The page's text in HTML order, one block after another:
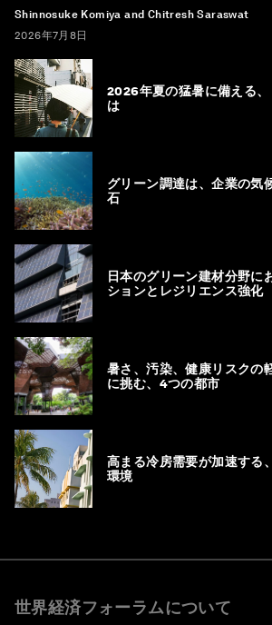
Shinnosuke Komiya and Chitresh Saraswat
2026年7月8日
2026年夏の猛暑に備える、
は
グリーン調達は、企業の気
石
日本のグリーン建材分野に
ションとレジリエンス強化
暑さ、汚染、健康リスクの
に挑む、4つの都市
高まる冷房需要が加速する
環境
世界経済フォーラムについて